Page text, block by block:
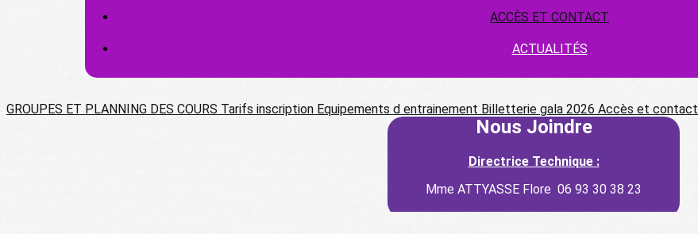
ACCÈS ET CONTACT
ACTUALITÉS
GROUPES ET PLANNING DES COURS Tarifs inscription Equipements d entrainement Billetterie gala 2026 Accès et contact
Nous Joindre
Directrice Technique :
Mme ATTYASSE Flore 06 93 30 38 23